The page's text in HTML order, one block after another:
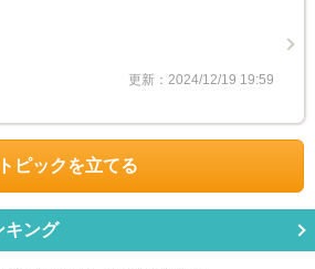
更新：2024/12/19 19:59
トピックを立てる
キング